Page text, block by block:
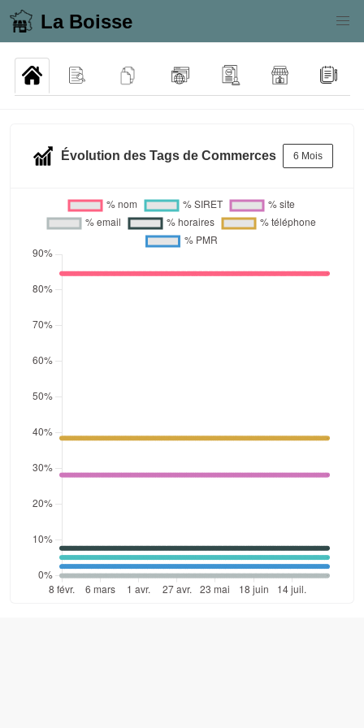
La Boisse
Évolution des Tags de Commerces 6 Mois